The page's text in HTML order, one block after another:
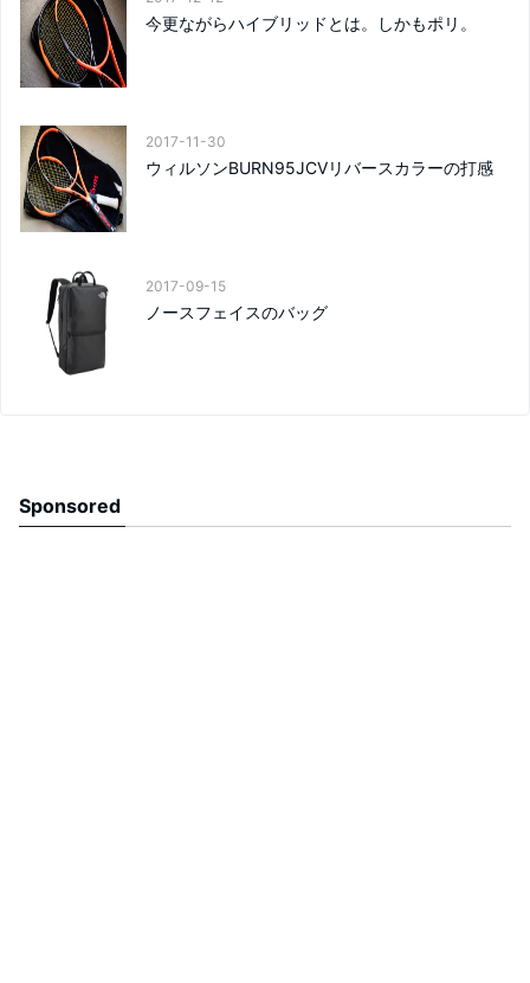
今更ながらハイブリッドとは。しかもポリ。
2017-11-30
ウィルソンBURN95JCVリバースカラーの打感
2017-09-15
ノースフェイスのバッグ
Sponsored